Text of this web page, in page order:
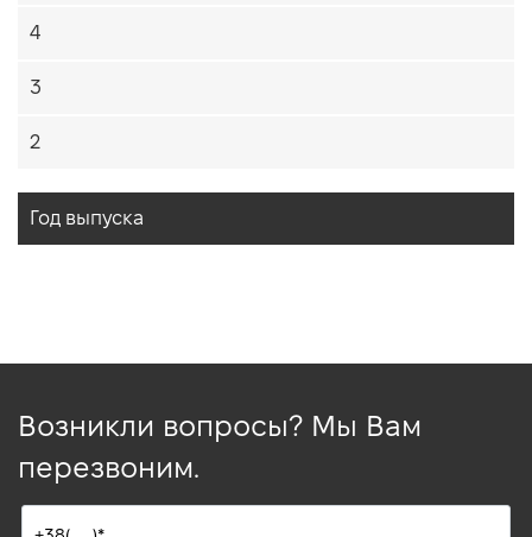
4
3
2
Год выпуска
Возникли вопросы? Мы Вам
перезвоним.